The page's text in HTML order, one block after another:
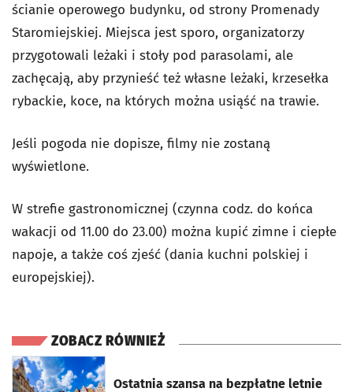
ścianie operowego budynku, od strony Promenady
Staromiejskiej. Miejsca jest sporo, organizatorzy
przygotowali leżaki i stoły pod parasolami, ale
zachęcają, aby przynieść też własne leżaki, krzesełka
rybackie, koce, na których można usiąść na trawie.
Jeśli pogoda nie dopisze, filmy nie zostaną
wyświetlone.
W strefie gastronomicznej (czynna codz. do końca
wakacji od 11.00 do 23.00) można kupić zimne i ciepłe
napoje, a także coś zjeść (dania kuchni polskiej i
europejskiej).
ZOBACZ RÓWNIEŻ
Ostatnia szansa na bezpłatne letnie
otworzy się w nowej karcie